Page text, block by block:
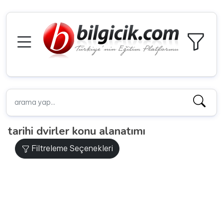
tarihi dvirler konu alanatımı
Filtreleme Seçenekleri